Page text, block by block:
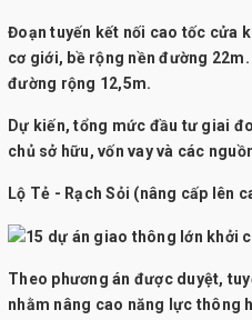
Đoạn tuyến kết nối cao tốc cửa
cơ giới, bề rộng nền đường
đường rộng 12,5m.
Dự kiến, tổng mức đầu tư giai
chủ sở hữu, vốn vay và các
Lộ Tẻ - Rạch Sỏi (nâng cấp lên
Theo phương án được duyệt,
nhằm nâng cao năng lực thông